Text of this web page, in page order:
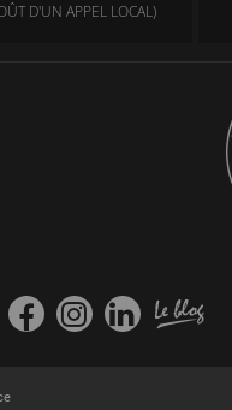
D'UN APPEL LOCAL)